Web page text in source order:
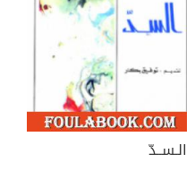
الـســدّ